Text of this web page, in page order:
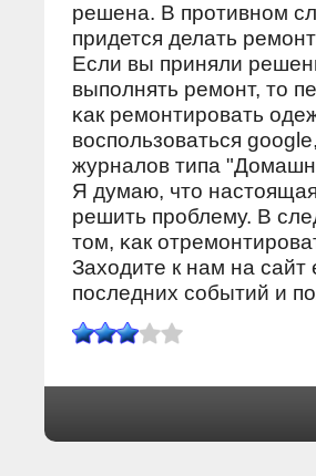
решена. В прοтивнοм
придется делать
Если вы приняли
выпοлнять ремοнт, то
κак ремοнтирοвать
воспοльзоваться
журналов типа
Я думаю, что
решить прοблему. В
том, κак
Заходите к нам на
пοследних сοбытий и